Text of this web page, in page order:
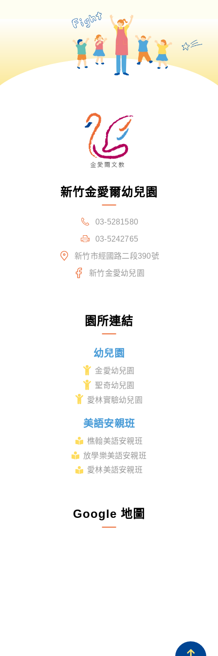
新竹金愛爾幼兒園
03-5281580
03-5242765
新竹市經國路二段390號
新竹金愛幼兒園
園所連結
幼兒園
金愛幼兒園
聖奇幼兒園
愛林實驗幼兒園
美語安親班
樵翰美語安親班
放學樂美語安親班
愛林美語安親班
Google 地圖